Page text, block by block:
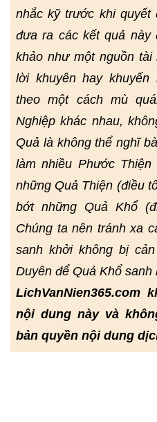
nhắc kỹ trước khi quyết
đưa ra các kết quả này
khảo như một nguồn
lời khuyên hay
theo một cách mù
Nghiệp khác nhau,
Quả là không thể nghĩ
làm nhiều Phước
những Quả Thiện (điều
bớt những Quả Khổ
Chúng ta nên tránh xa
sanh khởi không bị
Duyên để Quả Khổ sanh
LichVanNien365.com
nội dung này và
bản quyền nội dung